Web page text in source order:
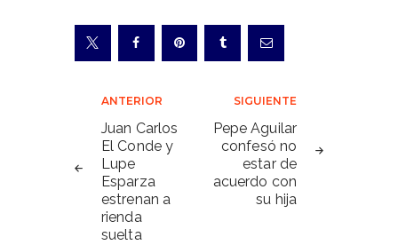
Navegación
de
entradas
ANTERIOR
Juan Carlos
El Conde y
Lupe
Esparza
estrenan a
rienda
suelta
SIGUIENTE
Pepe Aguilar
confesó no
estar de
acuerdo con
su hija